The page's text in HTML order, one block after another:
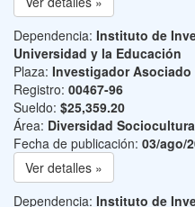
Dependencia: Instituto de
Universidad y la Educación
Plaza: Investigador
Registro: 00467-96
Sueldo: $25,359.20
Área: Diversidad
Fecha de publicación: 03/ago/
Ver detalles »
Dependencia: Instituto de